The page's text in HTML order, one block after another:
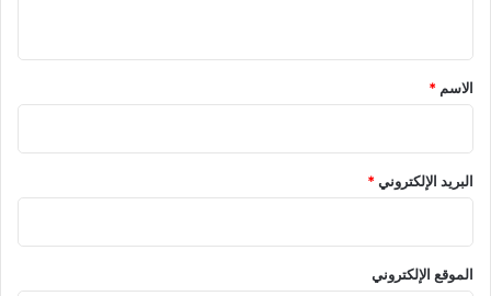
*
الاسم *
البريد الإلكتروني*
الموقع الإلكتروني